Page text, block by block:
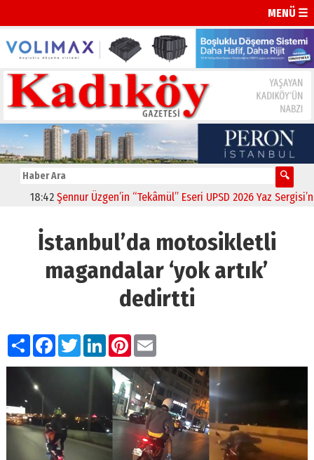
MENÜ ☰
Şennur Üzgen’in “Tekâmül” Eseri UPSD 2026 Yaz Sergisi’nde
İstanbul’da motosikletli
magandalar ‘yok artık’
dedirtti
PaylaşFacebook
TwitterLinkedIn
Pinterest
Email